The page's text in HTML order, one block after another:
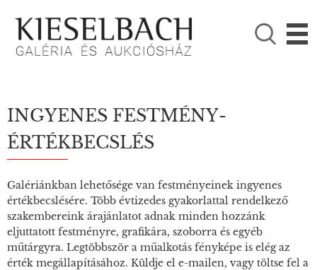

KÉRJÜK VÁLASSZON!
Festmények
INGYENES FESTMÉNY­­
ÉRTÉKBECSLÉS
Galériánkban lehetősége van festményeinek ingyenes
értékbecslésére. Több évtizedes gyakorlattal rendelkező
szakembereink árajánlatot adnak minden hozzánk
eljuttatott festményre, grafikára, szoborra és egyéb
műtárgyra. Legtöbbször a műalkotás fényképe is elég az
érték megállapításához. Küldje el e-mailen, vagy töltse fel a